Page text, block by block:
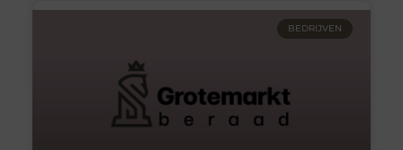
BEDRIJVEN